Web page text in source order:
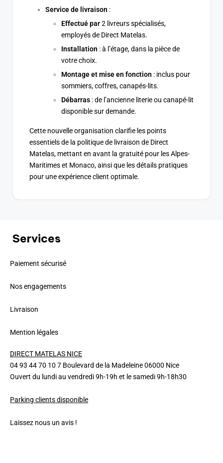
Service de livraison :
Effectué par2 livreurs spécialisés,
employés de Direct Matelas.
Installation : à l’étage, dans la pièce de
votre choix.
Montage et mise en fonction : inclus pour
sommiers, coffres, canapés-lits.
Débarras : de l’ancienne literie ou canapé-lit
disponible sur demande.
Cette nouvelle organisation clarifie les points
essentiels de la politique de livraison de Direct
Matelas, mettant en avant la gratuité pour les Alpes-
Maritimes et Monaco, ainsi que les détails pratiques
pour une expérience client optimale.
Services
Paiement sécurisé
Nos engagements
Livraison
Mention légales
DIRECT MATELAS NICE
04 93 44 70 10 7 Boulevard de la Madeleine 06000 Nice
Ouvert du lundi au vendredi 9h-19h et le samedi 9h-18h30
Parking clients disponible
Laissez nous un avis !